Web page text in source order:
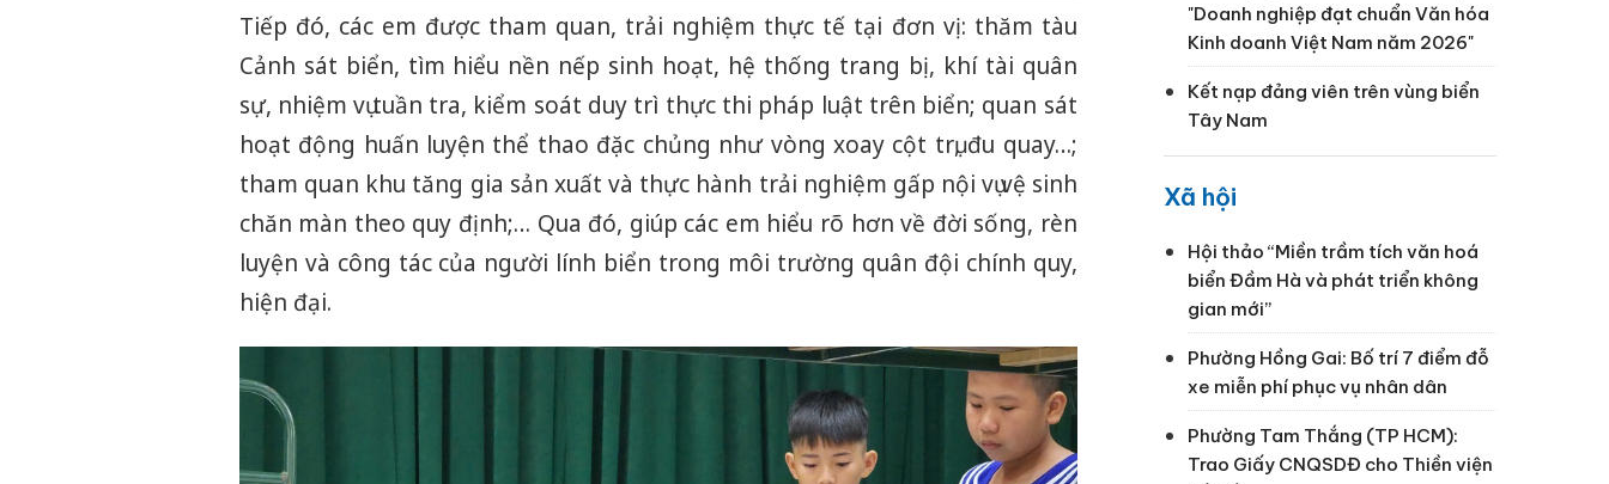
Tiếp đó, các em được tham quan, trải nghiệm thực tế tại đơn vị: thăm tàu
Cảnh sát biển, tìm hiểu nền nếp sinh hoạt, hệ thống trang bị, khí tài quân
sự, nhiệm vụ tuần tra, kiểm soát duy trì thực thi pháp luật trên biển; quan sát
hoạt động huấn luyện thể thao đặc chủng như vòng xoay cột trụ, đu quay…;
tham quan khu tăng gia sản xuất và thực hành trải nghiệm gấp nội vụ vệ sinh
chăn màn theo quy định;… Qua đó, giúp các em hiểu rõ hơn về đời sống, rèn
luyện và công tác của người lính biển trong môi trường quân đội chính quy,
hiện đại.
"Doanh nghiệp đạt chuẩn Văn hóa
Kinh doanh Việt Nam năm 2026"
Kết nạp đảng viên trên vùng biển
Tây Nam
Xã hội
Hội thảo “Miền trầm tích văn hoá
biển Đầm Hà và phát triển không
gian mới”
Phường Hồng Gai: Bố trí 7 điểm đỗ
xe miễn phí phục vụ nhân dân
Phường Tam Thắng (TP HCM):
Trao Giấy CNQSDĐ cho Thiền viện